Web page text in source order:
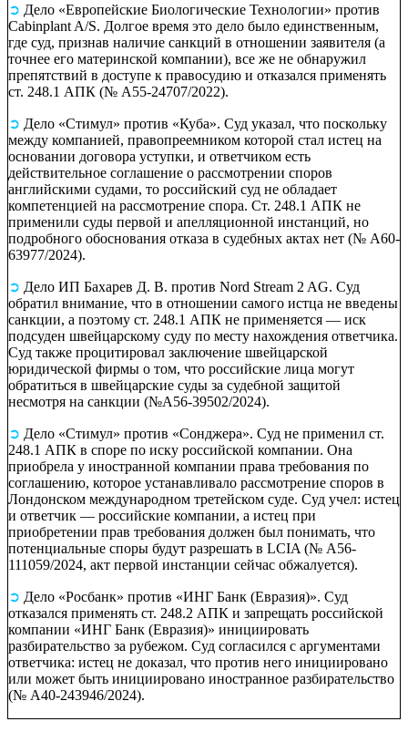
➲ Дело «Европейские Биологические Технологии» против
Cabinplant A/S. Долгое время это дело было единственным,
где суд, признав наличие санкций в отношении заявителя (а
точнее его материнской компании), все же не обнаружил
препятствий в доступе к правосудию и отказался применять
ст. 248.1 АПК (№ А55-24707/2022).
➲ Дело «Стимул» против «Куба». Суд указал, что поскольку
между компанией, правопреемником которой стал истец на
основании договора уступки, и ответчиком есть
действительное соглашение о рассмотрении споров
английскими судами, то российский суд не обладает
компетенцией на рассмотрение спора. Ст. 248.1 АПК не
применили суды первой и апелляционной инстанций, но
подробного обоснования отказа в судебных актах нет (№ А60-
63977/2024).
➲ Дело ИП Бахарев Д. В. против Nord Stream 2 AG. Суд
обратил внимание, что в отношении самого истца не введены
санкции, а поэтому ст. 248.1 АПК не применяется — иск
подсуден швейцарскому суду по месту нахождения ответчика.
Суд также процитировал заключение швейцарской
юридической фирмы о том, что российские лица могут
обратиться в швейцарские суды за судебной защитой
несмотря на санкции (№А56-39502/2024).
➲ Дело «Стимул» против «Сонджера». Суд не применил ст.
248.1 АПК в споре по иску российской компании. Она
приобрела у иностранной компании права требования по
соглашению, которое устанавливало рассмотрение споров в
Лондонском международном третейском суде. Суд учел: истец
и ответчик — российские компании, а истец при
приобретении прав требования должен был понимать, что
потенциальные споры будут разрешать в LCIA (№ А56-
111059/2024, акт первой инстанции сейчас обжалуется).
➲ Дело «Росбанк» против «ИНГ Банк (Евразия)». Суд
отказался применять ст. 248.2 АПК и запрещать российской
компании «ИНГ Банк (Евразия)» инициировать
разбирательство за рубежом. Суд согласился с аргументами
ответчика: истец не доказал, что против него инициировано
или может быть инициировано иностранное разбирательство
(№ А40-243946/2024).